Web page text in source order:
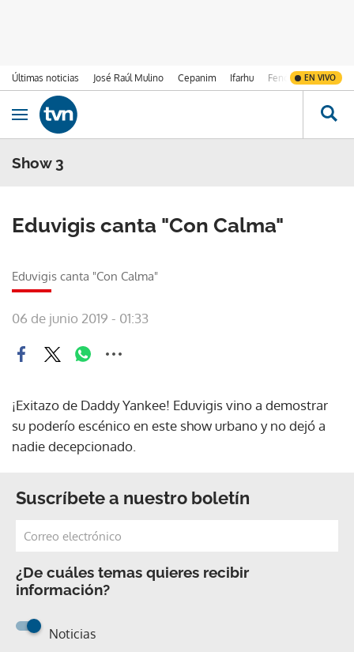
Últimas noticias José Raúl Mulino Cepanim Ifarhu Fenómeno de El
EN VIVO
Ir al contenido
Obrir navegació
Show 3
Eduvigis canta "Con Calma"
Eduvigis canta "Con Calma"
06 de junio 2019 - 01:33
¡Exitazo de Daddy Yankee! Eduvigis vino a demostrar
su poderío escénico en este show urbano y no dejó a
nadie decepcionado.
Suscríbete a nuestro boletín
¿De cuáles temas quieres recibir
información?
Noticias